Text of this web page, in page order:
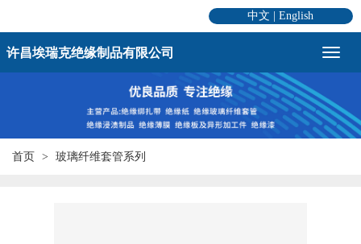
中文 |English
许昌埃瑞克绝缘制品有限公司
首页 玻璃纤维套管系列